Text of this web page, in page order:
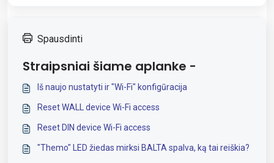
Spausdinti
Straipsniai šiame aplanke -
Iš naujo nustatyti ir "Wi-Fi" konfigūracija
Reset WALL device Wi-Fi access
Reset DIN device Wi-Fi access
"Themo" LED žiedas mirksi BALTA spalva, ką tai reiškia?